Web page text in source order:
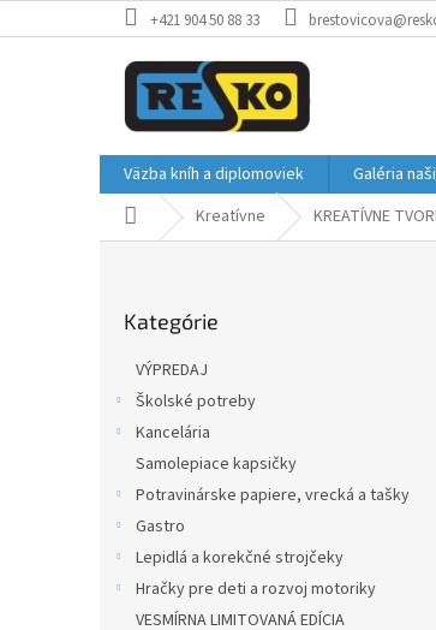
na
+421 904 50 88 33
Väzba kníh a diplomoviek Galéria
DomovKreatívne KREATÍVNE
kategórie
Kategórie
VÝPREDAJ
Školské potreby
Kancelária
Samolepiace kapsičky
Potravinárske papiere, vrecká a tašky
Gastro
Lepidlá a korekčné strojčeky
Hračky pre deti a rozvoj motoriky
VESMÍRNA LIMITOVANÁ EDÍCIA